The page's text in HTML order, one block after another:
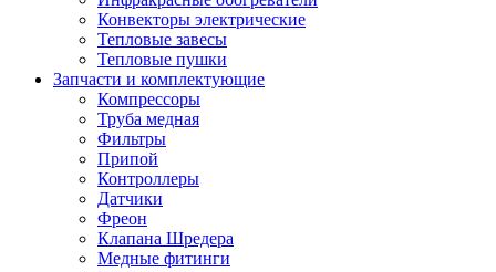
Конвекторы электрические
Тепловые завесы
Тепловые пушки
Запчасти и комплектующие
Компрессоры
Труба медная
Фильтры
Припой
Контроллеры
Датчики
Фреон
Клапана Шредера
Медные фитинги